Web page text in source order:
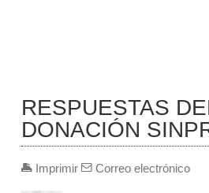
RESPUESTAS
DONACIÓN
Imprimir Correo electrónico